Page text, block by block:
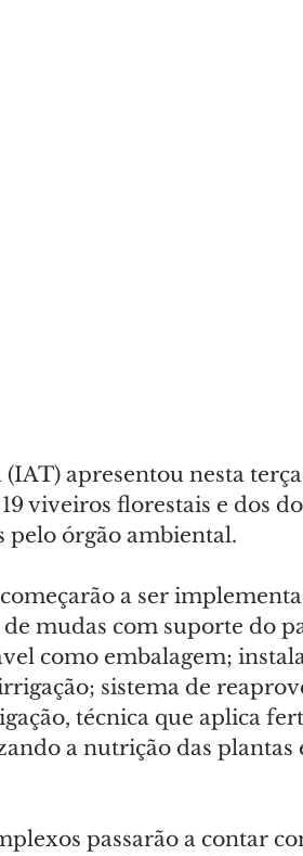
apresentou nesta
viveiros florestais e dos
pelo órgão ambiental.
a ser
mudas com suporte do
como embalagem;
sistema de
técnica que aplica
a nutrição das plantas
passarão a contar